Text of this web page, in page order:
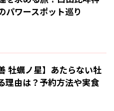
パワースポット巡り
牡蠣ノ星】あたらない牡
理由は？予約方法や実食